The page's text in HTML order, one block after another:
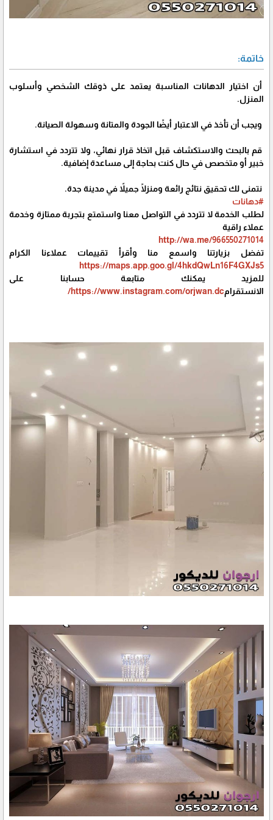
خاتمة:
أن اختيار الدهانات المناسبة يعتمد على ذوقك الشخصي وأسلوب
المنزل.
ويجب أن تأخذ في الاعتبار أيضًا الجودة والمتانة وسهولة الصيانة.
قم بالبحث والاستكشاف قبل اتخاذ قرار نهائي، ولا تتردد في استشارة
خبير أو متخصص في حال كنت بحاجة إلى مساعدة إضافية.
نتمنى لك تحقيق نتائج رائعة ومنزلًا جميلاً في مدينة جدة.
#دهانات
لطلب الخدمة لا تتردد في التواصل معنا واستمتع بتجربة ممتازة وخدمة
عملاء راقية
http://wa.me/966550271014
تفضل بزيارتنا واسمع منا وأقرأ تقييمات عملاءنا الكرام
https://maps.app.goo.gl/4hkdQwLn16F4GXJs5
للمزيد يمكنك متابعة حسابنا على
الانستقرامhttps://www.instagram.com/orjwan.dc/